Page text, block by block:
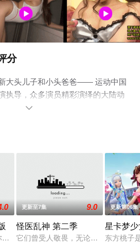
分
大头儿子和小头爸爸—— 运动中国
执导，众多演员精彩演绎的大陆动
（全40集），手机免费观看高清无
或剧情网等平台了解。

不是会跟时秒一样天天都想暴走一百
更新至7集 9.0
怪医乱神 第二季
它们曾受人敬畏，无论帝王还是百姓
更新第06集
星卡梦
东方桃子